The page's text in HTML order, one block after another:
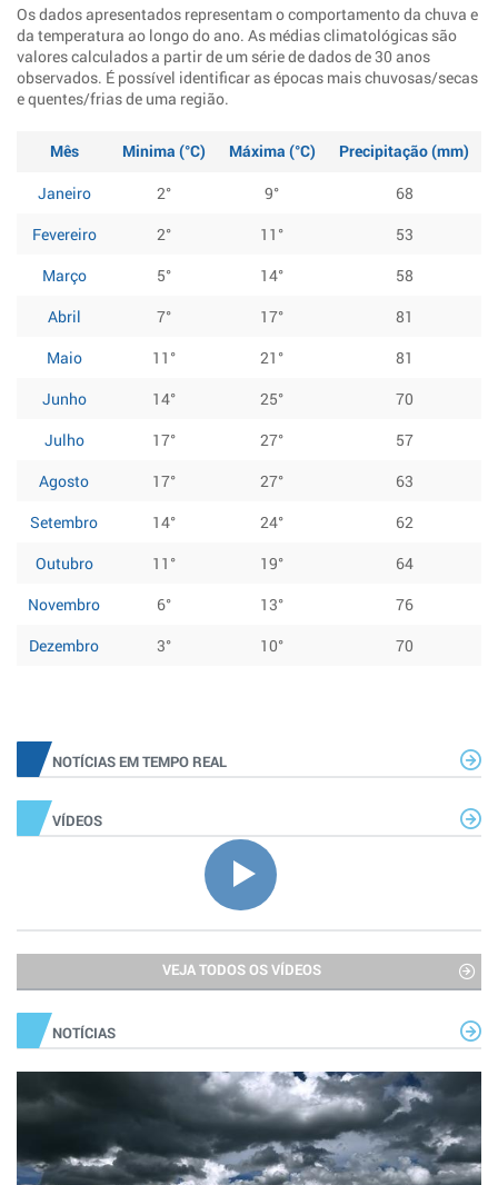
Os dados apresentados representam o comportamento da chuva e
da temperatura ao longo do ano. As médias climatológicas são
valores calculados a partir de um série de dados de 30 anos
observados. É possível identificar as épocas mais chuvosas/secas
e quentes/frias de uma região.
Mês Minima (°C) Máxima (°C)
Precipitação (mm)
Janeiro
2° 9°
68
Fevereiro
2° 11°
53
Março
5° 14°
58
Abril
7° 17°
81
Maio
11° 21°
81
Junho
14° 25°
70
Julho
17° 27°
57
Agosto
17° 27°
63
Setembro
14° 24°
62
Outubro
11° 19°
64
Novembro
6° 13°
76
Dezembro
3° 10° 70
NOTÍCIAS EM TEMPO REAL
VÍDEOS
VEJA TODOS OS VÍDEOS
NOTÍCIAS